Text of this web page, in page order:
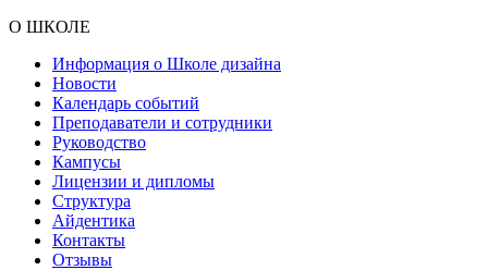
О ШКОЛЕ
Информация о Школе дизайна
Новости
Календарь событий
Преподаватели и сотрудники
Руководство
Кампусы
Лицензии и дипломы
Структура
Айдентика
Контакты
Отзывы